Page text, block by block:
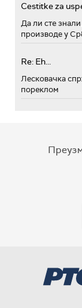
Cestitke za
Да ли сте
производе у
Re: Eh...
Лесковачка
пореклом